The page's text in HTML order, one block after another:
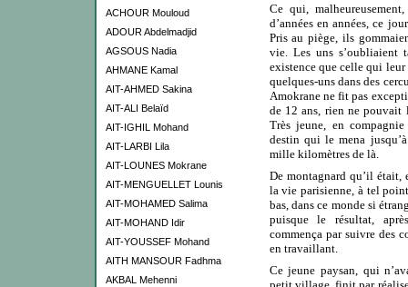
ACHOUR Mouloud
ADOUR Abdelmadjid
AGSOUS Nadia
AHMANE Kamal
AIT-AHMED Sakina
AIT-ALI Belaïd
AIT-IGHIL Mohand
AIT-LARBI Lila
AIT-LOUNES Mokrane
AIT-MENGUELLET Lounis
AIT-MOHAMED Salima
AIT-MOHAND Idir
AIT-YOUSSEF Mohand
AITH MANSOUR Fadhma
AKBAL Mehenni
Ce qui,
d’années en années, ce
Pris au piège, ils
vie. Les uns s’oubliaient
existence que celle qui
quelques-uns dans des
Amokrane ne fit pas
de 12 ans, rien ne pouvait
Très jeune, en
destin qui le mena
mille kilomètres de là.
De montagnard qu’il était,
la vie parisienne, à tel
bas, dans ce monde si
puisque le résultat,
commença par suivre des
en travaillant.
Ce jeune paysan, qui